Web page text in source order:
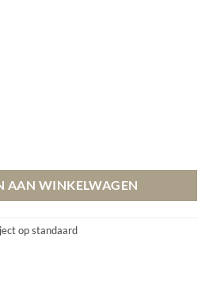
AAN WINKELWAGEN
op standaard